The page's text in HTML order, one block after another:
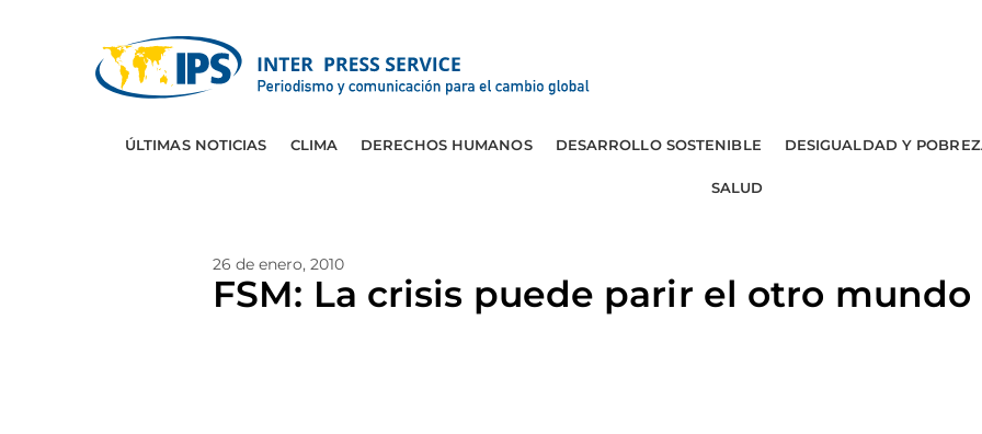
ÚLTIMAS NOTICIAS CLIMA DERECHOS HUMANOS DESARROLLO SOSTENIBLE DESIGUALDAD Y
SALUD
26 de enero, 2010
FSM: La crisis puede parir el otro